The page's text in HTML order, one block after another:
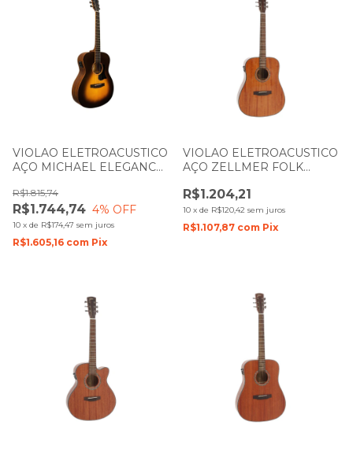
VIOLAO ELETROACUSTICO
AÇO MICHAEL ELEGANCE
COM EFEITOS
R$1.744,74
R$1.815,74
4% OFF
10 x de R$174,47 sem juros
R$1.605,16 com Pix
VIOLAO ELETROACUSTICO
AÇO ZELLMER FOLK
BRILHANTE COM CAPA
1631
R$1.204,21
10 x de R$120,42 sem juros
R$1.107,87 com Pix